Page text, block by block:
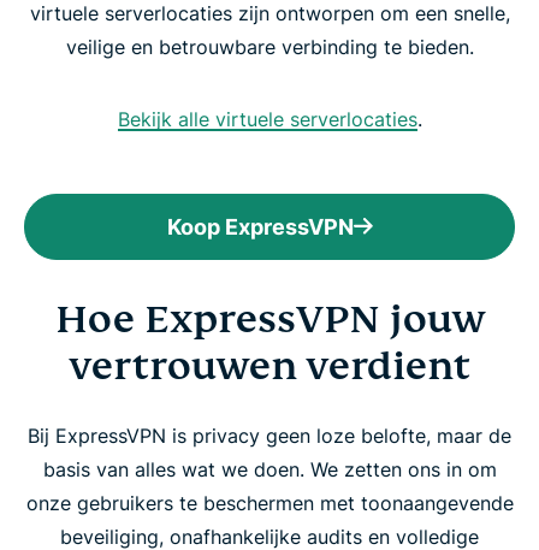
virtuele serverlocaties zijn ontworpen om een snelle,
veilige en betrouwbare verbinding te bieden.
Bekijk alle virtuele serverlocaties.
Koop ExpressVPN
Hoe ExpressVPN jouw
vertrouwen verdient
Bij ExpressVPN is privacy geen loze belofte, maar de
basis van alles wat we doen. We zetten ons in om
onze gebruikers te beschermen met toonaangevende
beveiliging, onafhankelijke audits en volledige